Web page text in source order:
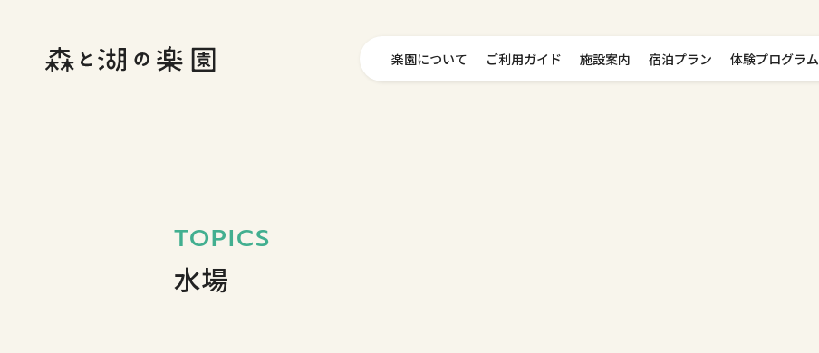
楽園について ご利用ガイド 施設案内 宿泊プラン 体験プログラム
TOPICS
水場